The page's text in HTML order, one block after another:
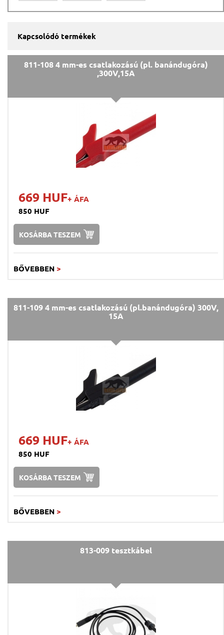
Kapcsolódó termékek
811-108 4 mm-es csatlakozású (pl. banándugóra)
,300V,15A
669 HUF+ ÁFA
850 HUF
KOSÁRBA TESZEM
BŐVEBBEN >
811-109 4 mm-es csatlakozású (pl.banándugóra) 300V,
15A
669 HUF+ ÁFA
850 HUF
KOSÁRBA TESZEM
BŐVEBBEN >
813-009 tesztkábel